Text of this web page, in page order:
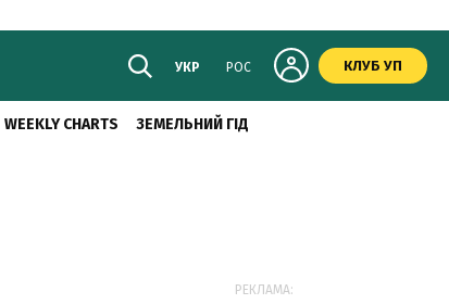
УКР РОС КЛУБ УП
WEEKLY CHARTS ЗЕМЕЛЬНИЙ ГІД
РЕКЛАМА: